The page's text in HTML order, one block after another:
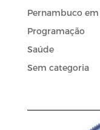
Pernambuco
Programação
Saúde
Sem categoria